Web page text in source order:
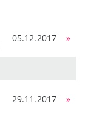
05.12.2017 »
29.11.2017 »